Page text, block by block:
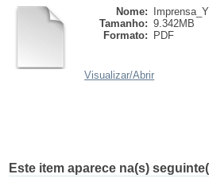
Nome:
Tamanho: 9.342MB
Formato:
PDF
Visualizar/Abrir
Este item aparece na(s)